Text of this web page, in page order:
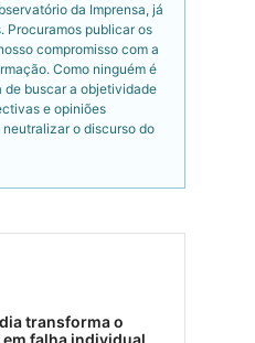
da Imprensa, já
Procuramos publicar os
compromisso com a
Como ninguém é
de buscar a objetividade
e opiniões
o discurso do
transforma o